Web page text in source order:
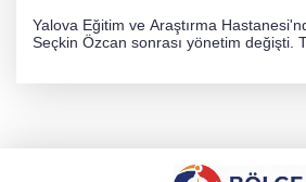
Yalova Eğitim ve Araştırma
Seçkin Özcan sonrası yönetim değişti.